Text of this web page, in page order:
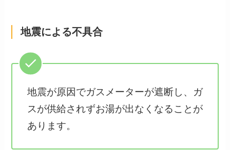
地震による不具合
地震が原因でガスメーターが遮断し、ガ
スが供給されずお湯が出なくなることが
あります。